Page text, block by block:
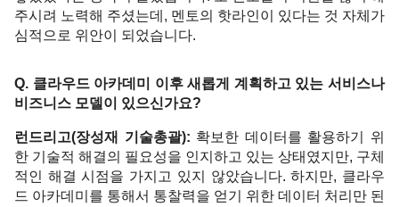
주시려 노력해 주셨는데, 멘토의 핫라인이 있다는 것 자체가
심적으로 위안이 되었습니다.
Q. 클라우드 아카데미 이후 새롭게 계획하고 있는 서비스나
비즈니스 모델이 있으신가요?
런드리고(장성재 기술총괄): 확보한 데이터를 활용하기 위
한 기술적 해결의 필요성을 인지하고 있는 상태였지만, 구체
적인 해결 시점을 가지고 있지 않았습니다. 하지만, 클라우
드 아카데미를 통해서 통찰력을 얻기 위한 데이터 처리만 된